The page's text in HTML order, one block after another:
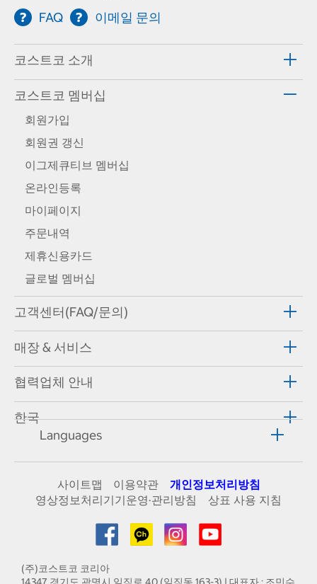
FAQ 이메일 문의
코스트코 소개
코스트코 멤버십
회원가입
회원권 갱신
이그제큐티브 멤버십
온라인등록
마이페이지
주문내역
제휴신용카드
글로벌 멤버십
고객센터(FAQ/문의)
매장 & 서비스
협력업체 안내
한국
Languages
사이트맵 이용약관
개인정보처리방침
영상정보처리기기운영·관리방침
상표 사용 지침
(주)코스트코 코리아